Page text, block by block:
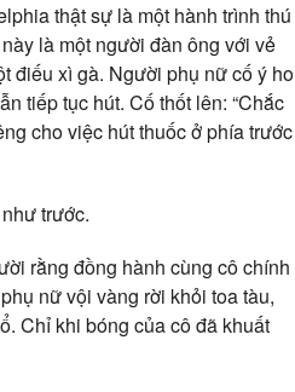
thật sự là một hành trình thú
là một người đàn ông với vẻ
điếu xì gà. Người phụ nữ cố ý ho
tiếp tục hút. Cố thốt lên: “Chắc
cho việc hút thuốc ở phía trước
trước.
rằng đồng hành cùng cô chính
nữ vội vàng rời khỏi toa tàu,
Chỉ khi bóng của cô đã khuất